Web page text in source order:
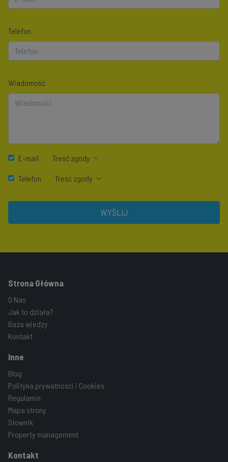
Telefon
Wiadomość
E-mail Treść zgody
Telefon Treść zgody
WYŚLIJ
Strona Główna
O Nas
Jak to działa?
Baza wiedzy
Kontakt
Inne
Blog
Polityka prywatności i Cookies
Regulamin
Mapa strony
Słownik
Property management
Kontakt